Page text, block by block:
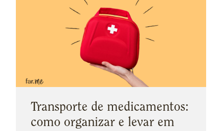
Transporte de medicamentos:
como organizar e levar em